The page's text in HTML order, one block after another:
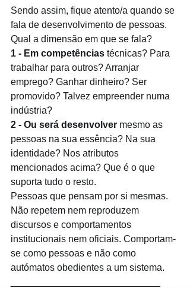
Sendo assim, fique atento/a quando se
fala de desenvolvimento de pessoas.
Qual a dimensão em que se fala?
1 - Em competências técnicas? Para
trabalhar para outros? Arranjar
emprego? Ganhar dinheiro? Ser
promovido? Talvez empreender numa
indústria?
2 - Ou será desenvolver mesmo as
pessoas na sua essência? Na sua
identidade? Nos atributos
mencionados acima? Que é o que
suporta tudo o resto.
Pessoas que pensam por si mesmas.
Não repetem nem reproduzem
discursos e comportamentos
institucionais nem oficiais. Comportam-
se como pessoas e não como
autómatos obedientes a um sistema.